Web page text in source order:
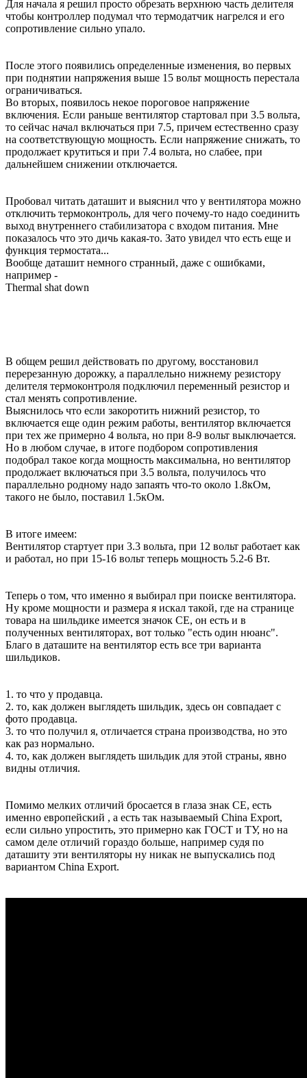
Для начала я решил просто обрезать верхнюю часть делителя
чтобы контроллер подумал что термодатчик нагрелся и его
сопротивление сильно упало.
После этого появились определенные изменения, во первых
при поднятии напряжения выше 15 вольт мощность перестала
ограничиваться.
Во вторых, появилось некое пороговое напряжение
включения. Если раньше вентилятор стартовал при 3.5 вольта,
то сейчас начал включаться при 7.5, причем естественно сразу
на соответствующую мощность. Если напряжение снижать, то
продолжает крутиться и при 7.4 вольта, но слабее, при
дальнейшем снижении отключается.
Пробовал читать даташит и выяснил что у вентилятора можно
отключить термоконтроль, для чего почему-то надо соединить
выход внутреннего стабилизатора с входом питания. Мне
показалось что это дичь какая-то. Зато увидел что есть еще и
функция термостата...
Вообще даташит немного странный, даже с ошибками,
например -
Thermal shat down
В общем решил действовать по другому, восстановил
перерезанную дорожку, а параллельно нижнему резистору
делителя термоконтроля подключил переменный резистор и
стал менять сопротивление.
Выяснилось что если закоротить нижний резистор, то
включается еще один режим работы, вентилятор включается
при тех же примерно 4 вольта, но при 8-9 вольт выключается.
Но в любом случае, в итоге подбором сопротивления
подобрал такое когда мощность максимальна, но вентилятор
продолжает включаться при 3.5 вольта, получилось что
параллельно родному надо запаять что-то около 1.8кОм,
такого не было, поставил 1.5кОм.
В итоге имеем:
Вентилятор стартует при 3.3 вольта, при 12 вольт работает как
и работал, но при 15-16 вольт теперь мощность 5.2-6 Вт.
Теперь о том, что именно я выбирал при поиске вентилятора.
Ну кроме мощности и размера я искал такой, где на странице
товара на шильдике имеется значок СЕ, он есть и в
полученных вентиляторах, вот только "есть один нюанс".
Благо в даташите на вентилятор есть все три варианта
шильдиков.
1. то что у продавца.
2. то, как должен выглядеть шильдик, здесь он совпадает с
фото продавца.
3. то что получил я, отличается страна производства, но это
как раз нормально.
4. то, как должен выглядеть шильдик для этой страны, явно
видны отличия.
Помимо мелких отличий бросается в глаза знак СЕ, есть
именно европейский , а есть так называемый China Export,
если сильно упростить, это примерно как ГОСТ и ТУ, но на
самом деле отличий гораздо больше, например судя по
даташиту эти вентиляторы ну никак не выпускались под
вариантом China Export.